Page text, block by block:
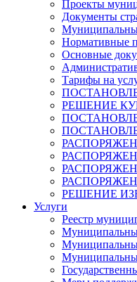
Проекты
Документы
Нормативные
Основные
Тарифы на
РЕШЕНИЕ
РЕШЕНИЕ
Услуги
Реестр